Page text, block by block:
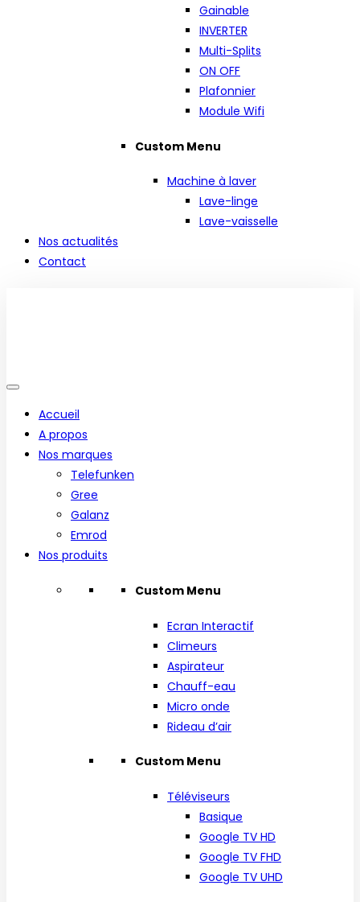
Gainable
INVERTER
Multi-Splits
ON OFF
Plafonnier
Module Wifi
Custom Menu
Machine à laver
Lave-linge
Lave-vaisselle
Nos actualités
Contact
Accueil
A propos
Nos marques
Telefunken
Gree
Galanz
Emrod
Nos produits
Custom Menu
Ecran Interactif
Climeurs
Aspirateur
Chauff-eau
Micro onde
Rideau d’air
Custom Menu
Téléviseurs
Basique
Google TV HD
Google TV FHD
Google TV UHD